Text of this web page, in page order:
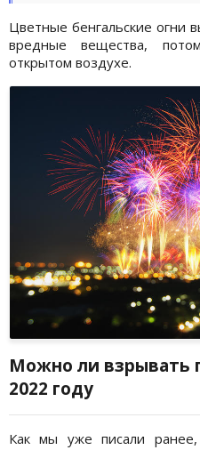
Цветные бенгальские огни
вредные вещества,
открытом воздухе.
Можно ли взрывать
2022 году
Как мы уже писали